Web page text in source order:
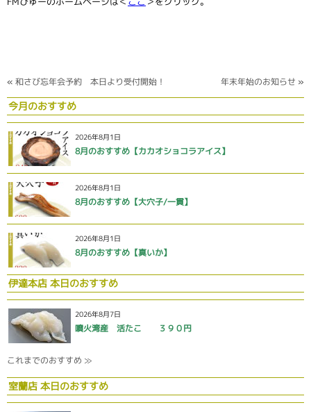
« 和さび忘年会予約 本日より受付開始！ 年末年始のお知らせ »
今月のおすすめ
2026年8月1日
8月のおすすめ【カカオショコラアイス】
2026年8月1日
8月のおすすめ【大穴子/一貫】
2026年8月1日
8月のおすすめ【真いか】
伊達本店 本日のおすすめ
2026年8月7日
噴火湾産 活たこ ３９０円
これまでのおすすめ ≫
室蘭店 本日のおすすめ